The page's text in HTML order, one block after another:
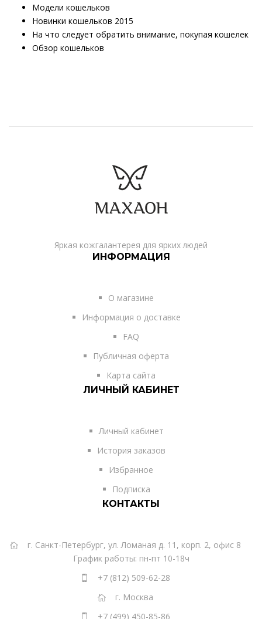
Модели кошельков
Новинки кошельков 2015
На что следует обратить внимание, покупая кошелек
Обзор кошельков
Яркая кожгалантерея для ярких людей
ИНФОРМАЦИЯ
О магазине
Информация о доставке
FAQ
Публичная оферта
Карта сайта
ЛИЧНЫЙ КАБИНЕТ
Личный кабинет
История заказов
Избранное
Подписка
КОНТАКТЫ
г. Санкт-Петербург, ул. Ломаная д. 11, корп. 2, офис 8
График работы: пн-пт 10-18ч
+7 (812) 509-62-28
г. Москва
+7 (499) 450-85-86